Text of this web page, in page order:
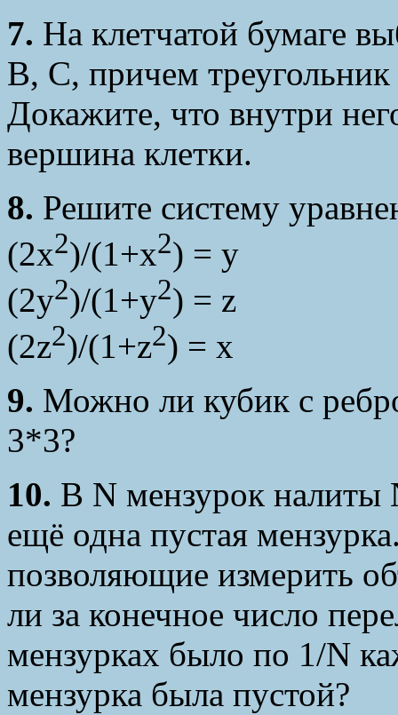
7. На клетчатой бумаге
B, C, причем
Докажите, что внутри
вершина клетки.
8. Решите систему
(2x2)/(1+x2) = y
(2y2)/(1+y2) = z
(2z2)/(1+z2) = x
9. Можно ли кубик с
3*3?
10. В N мензурок налиты
ещё одна пустая
позволяющие измерить
ли за конечное число
мензурках было по 1/N
мензурка была пустой?